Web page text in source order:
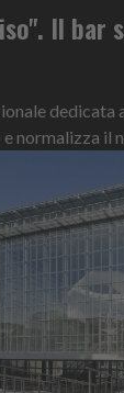
Il bar
normalizza il